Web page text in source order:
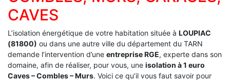
CAVES
L’isolation énergétique de votre habitation située à LOUPIAC
(81800) ou dans une autre ville du département du TARN
demande l’intervention d’une entreprise RGE, experte dans son
domaine, afin de réaliser, pour vous, une isolation à 1 euro
Caves – Combles – Murs. Voici ce qu’il vous faut savoir pour